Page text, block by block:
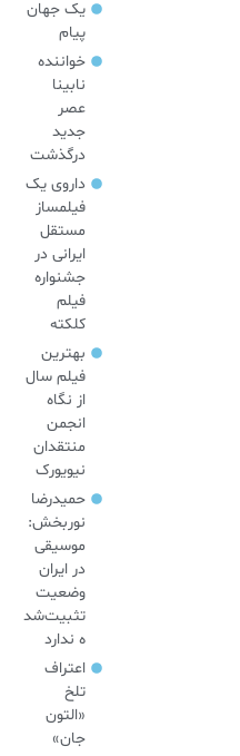
یک جهان
پیام
خواننده
نابینا
عصر
جدید
درگذشت
داروی یک
فیلمساز
مستقل
ایرانی در
جشنواره
فیلم
کلکته
بهترین
فیلم سال
از نگاه
انجمن
منتقدان
نیویورک
حمیدرضا
نوربخش:
موسیقی
در ایران
وضعیت
تثبیت‌شد
ه ندارد
اعتراف
تلخ
«التون
جان»